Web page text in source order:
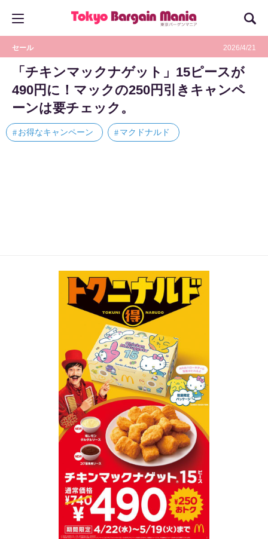
セール 2026/4/21
「チキンマックナゲット」15ピースが
490円に！マックの250円引きキャンペ
ーンは要チェック。
お得なキャンペーン マクドナルド